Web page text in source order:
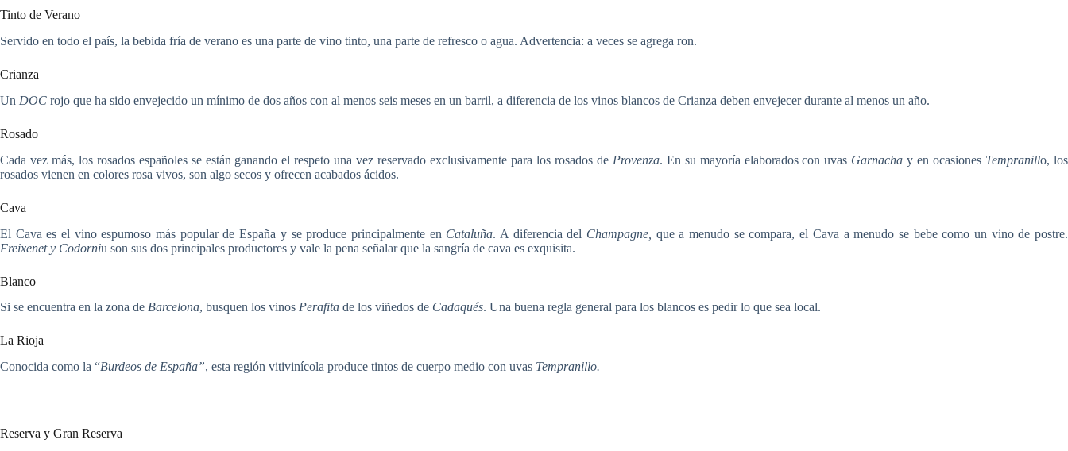
Tinto de Verano
Servido en todo el país, la bebida fría de verano es una parte de vino tinto, una parte de refresco o agua. Advertencia: a veces se agrega ron.
Crianza
Un DOC rojo que ha sido envejecido un mínimo de dos años con al menos seis meses en un barril, a diferencia de los vinos blancos de Crianza deben envejecer durante al menos un año.
Rosado
Cada vez más, los rosados ​​españoles se están ganando el respeto una vez reservado exclusivamente para los rosados ​​de Provenza. En su mayoría elaborados con uvas Garnacha y en ocasiones Tempranillo, los
rosados ​​vienen en colores rosa vivos, son algo secos y ofrecen acabados ácidos.
Cava
El Cava es el vino espumoso más popular de España y se produce principalmente en Cataluña. A diferencia del Champagne, que a menudo se compara, el Cava a menudo se bebe como un vino de postre.
Freixenet y Codorniu son sus dos principales productores y vale la pena señalar que la sangría de cava es exquisita.
Blanco
Si se encuentra en la zona de Barcelona, ​​busquen los vinos Perafita de los viñedos de Cadaqués. Una buena regla general para los blancos es pedir lo que sea local.
La Rioja
Conocida como la “Burdeos de España”, esta región vitivinícola produce tintos de cuerpo medio con uvas Tempranillo.
Reserva y Gran Reserva